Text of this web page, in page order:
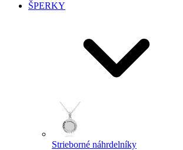
ŠPERKY
Strieborné náhrdelníky